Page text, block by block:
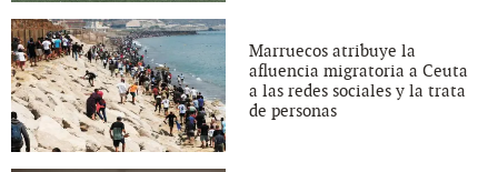
Marruecos atribuye la
afluencia migratoria a Ceuta
a las redes sociales y la trata
de personas